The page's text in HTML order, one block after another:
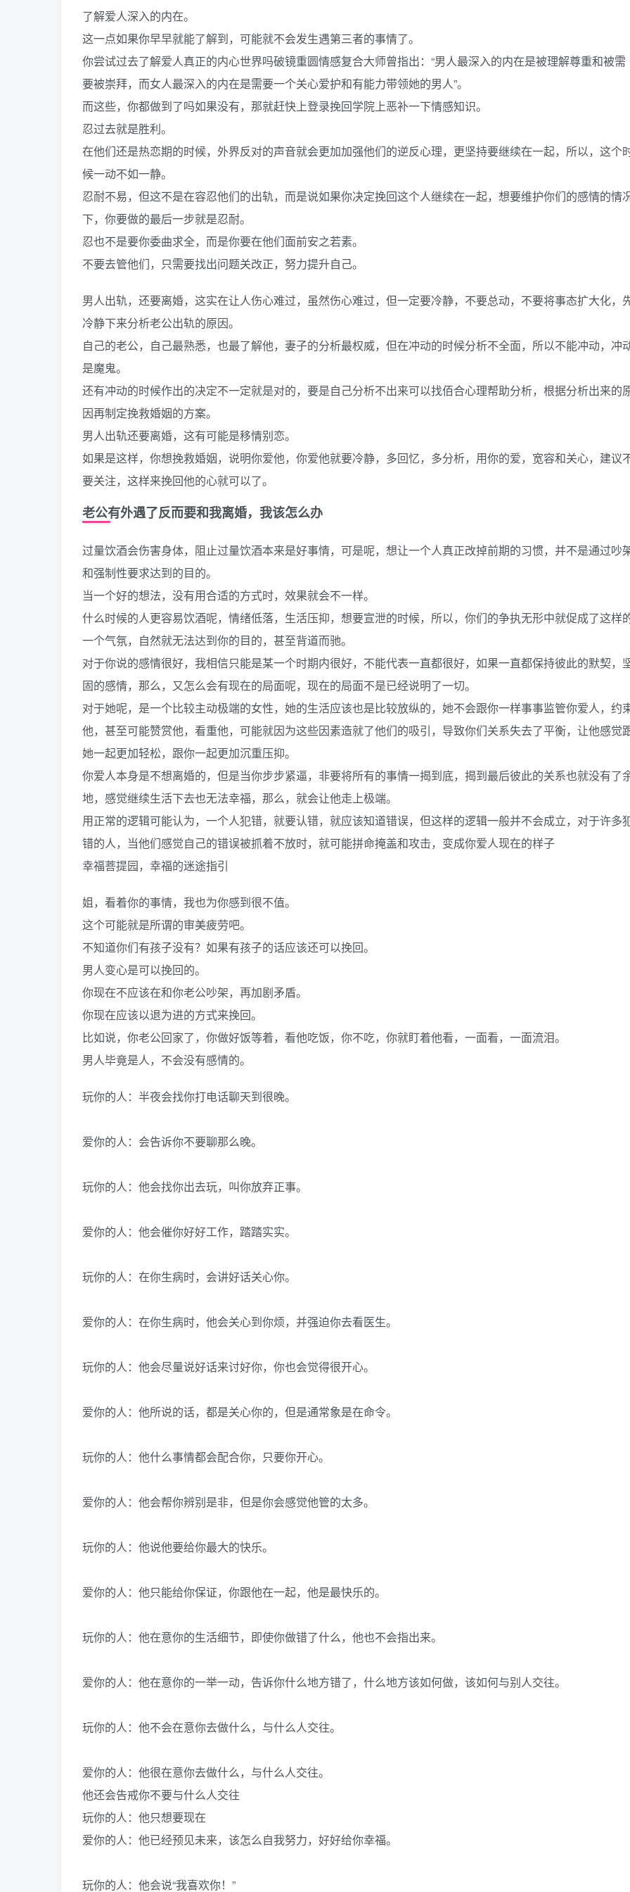
了解爱人深入的内在。
这一点如果你早早就能了解到，可能就不会发生遇第三者的事情了。
你尝试过去了解爱人真正的内心世界吗破镜重圆情感复合大师曾指出：“男人最深入的内在是被理解尊重和被需
要被崇拜，而女人最深入的内在是需要一个关心爱护和有能力带领她的男人”。
而这些，你都做到了吗如果没有，那就赶快上登录挽回学院上恶补一下情感知识。
忍过去就是胜利。
在他们还是热恋期的时候，外界反对的声音就会更加加强他们的逆反心理，更坚持要继续在一起，所以，这个
候一动不如一静。
忍耐不易，但这不是在容忍他们的出轨，而是说如果你决定挽回这个人继续在一起，想要维护你们的感情的情
下，你要做的最后一步就是忍耐。
忍也不是要你委曲求全，而是你要在他们面前安之若素。
不要去管他们，只需要找出问题关改正，努力提升自己。
男人出轨，还要离婚，这实在让人伤心难过，虽然伤心难过，但一定要冷静，不要总动，不要将事态扩大化，
冷静下来分析老公出轨的原因。
自己的老公，自己最熟悉，也最了解他，妻子的分析最权威，但在冲动的时候分析不全面，所以不能冲动，冲
是魔鬼。
还有冲动的时候作出的决定不一定就是对的，要是自己分析不出来可以找佰合心理帮助分析，根据分析出来的
因再制定挽救婚姻的方案。
男人出轨还要离婚，这有可能是移情别恋。
如果是这样，你想挽救婚姻，说明你爱他，你爱他就要冷静，多回忆，多分析，用你的爱，宽容和关心，建议
要关注，这样来挽回他的心就可以了。
老公有外遇了反而要和我离婚，我该怎么办
过量饮酒会伤害身体，阻止过量饮酒本来是好事情，可是呢，想让一个人真正改掉前期的习惯，并不是通过吵
和强制性要求达到的目的。
当一个好的想法，没有用合适的方式时，效果就会不一样。
什么时候的人更容易饮酒呢，情绪低落，生活压抑，想要宣泄的时候，所以，你们的争执无形中就促成了这样
一个气氛，自然就无法达到你的目的，甚至背道而驰。
对于你说的感情很好，我相信只能是某一个时期内很好，不能代表一直都很好，如果一直都保持彼此的默契，
固的感情，那么，又怎么会有现在的局面呢，现在的局面不是已经说明了一切。
对于她呢，是一个比较主动极端的女性，她的生活应该也是比较放纵的，她不会跟你一样事事监管你爱人，约
他，甚至可能赞赏他，看重他，可能就因为这些因素造就了他们的吸引，导致你们关系失去了平衡，让他感觉
她一起更加轻松，跟你一起更加沉重压抑。
你爱人本身是不想离婚的，但是当你步步紧逼，非要将所有的事情一揭到底，揭到最后彼此的关系也就没有了
地，感觉继续生活下去也无法幸福，那么，就会让他走上极端。
用正常的逻辑可能认为，一个人犯错，就要认错，就应该知道错误，但这样的逻辑一般并不会成立，对于许多
错的人，当他们感觉自己的错误被抓着不放时，就可能拼命掩盖和攻击，变成你爱人现在的样子
幸福菩提园，幸福的迷途指引
姐，看着你的事情，我也为你感到很不值。
这个可能就是所谓的审美疲劳吧。
不知道你们有孩子没有？如果有孩子的话应该还可以挽回。
男人变心是可以挽回的。
你现在不应该在和你老公吵架，再加剧矛盾。
你现在应该以退为进的方式来挽回。
比如说，你老公回家了，你做好饭等着，看他吃饭，你不吃，你就盯着他看，一面看，一面流泪。
男人毕竟是人，不会没有感情的。
玩你的人：半夜会找你打电话聊天到很晚。
爱你的人：会告诉你不要聊那么晚。
玩你的人：他会找你出去玩，叫你放弃正事。
爱你的人：他会催你好好工作，踏踏实实。
玩你的人：在你生病时，会讲好话关心你。
爱你的人：在你生病时，他会关心到你烦，并强迫你去看医生。
玩你的人：他会尽量说好话来讨好你，你也会觉得很开心。
爱你的人：他所说的话，都是关心你的，但是通常象是在命令。
玩你的人：他什么事情都会配合你，只要你开心。
爱你的人：他会帮你辨别是非，但是你会感觉他管的太多。
玩你的人：他说他要给你最大的快乐。
爱你的人：他只能给你保证，你跟他在一起，他是最快乐的。
玩你的人：他在意你的生活细节，即使你做错了什么，他也不会指出来。
爱你的人：他在意你的一举一动，告诉你什么地方错了，什么地方该如何做，该如何与别人交往。
玩你的人：他不会在意你去做什么，与什么人交往。
爱你的人：他很在意你去做什么，与什么人交往。
他还会告戒你不要与什么人交往
玩你的人：他只想要现在
爱你的人：他已经预见未来，该怎么自我努力，好好给你幸福。
玩你的人：他会说“我喜欢你！”